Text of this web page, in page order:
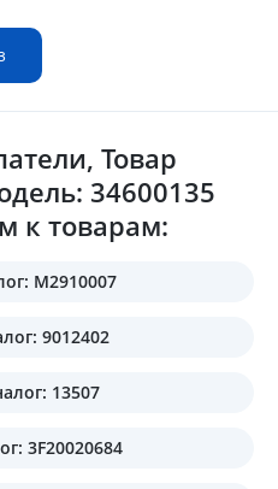
Товар
34600135
к товарам:
M2910007
9012402
13507
3F20020684